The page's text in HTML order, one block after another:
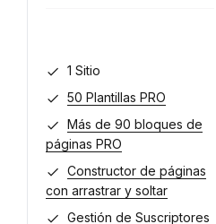
1 Sitio
50 Plantillas PRO
Más de 90 bloques de
páginas PRO
Constructor de páginas
con arrastrar y soltar
Gestión de Suscriptores